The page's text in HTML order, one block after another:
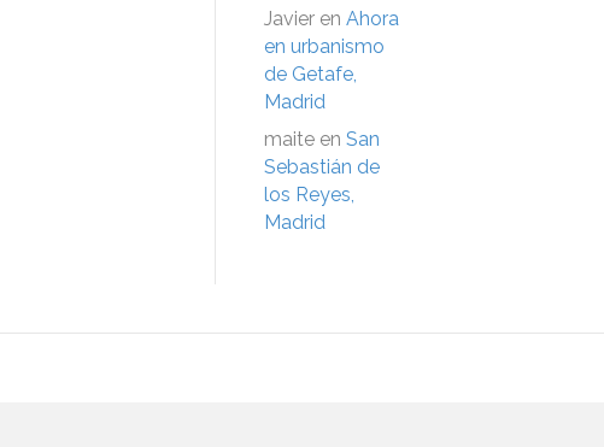
Javier en Ahora
en urbanismo
de Getafe,
Madrid
maite en San
Sebastián de
los Reyes,
Madrid